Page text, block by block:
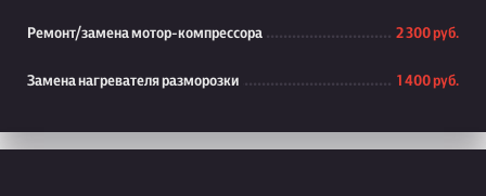
Ремонт/замена мотор-компрессора 2 300 руб.
Замена нагревателя разморозки 1 400 руб.